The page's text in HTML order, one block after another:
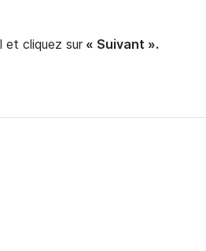
et cliquez sur« Suivant ».